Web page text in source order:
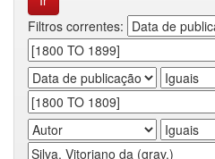
Filtros correntes: